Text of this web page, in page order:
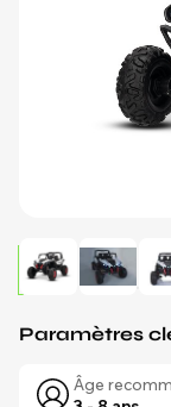
Paramètres
Âge